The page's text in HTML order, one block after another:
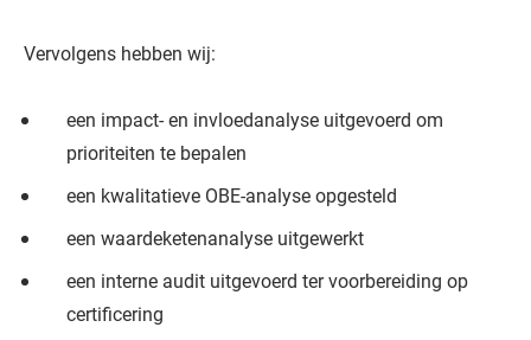
Vervolgens hebben wij:
een impact- en invloedanalyse uitgevoerd om
prioriteiten te bepalen
een kwalitatieve OBE-analyse opgesteld
een waardeketenanalyse uitgewerkt
een interne audit uitgevoerd ter voorbereiding op
certificering